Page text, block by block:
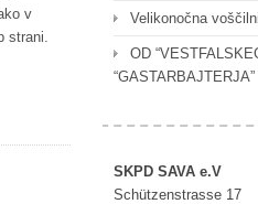
v
strani.
Velikonočna
OD
“GASTARBAJTERJA”
SKPD SAVA e.V
Schützenstrasse 17